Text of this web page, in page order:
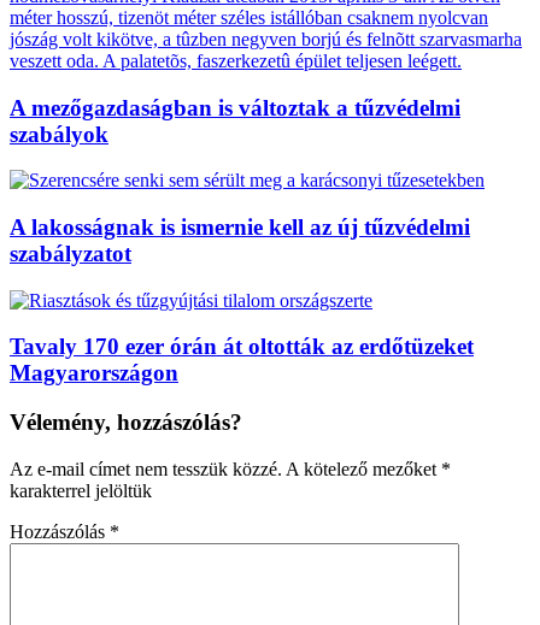
A mezőgazdaságban is változtak a tűzvédelmi
szabályok
A lakosságnak is ismernie kell az új tűzvédelmi
szabályzatot
Tavaly 170 ezer órán át oltották az erdőtüzeket
Magyarországon
Vélemény, hozzászólás?
Az e-mail címet nem tesszük közzé. A kötelező mezőket *
karakterrel jelöltük
Hozzászólás *